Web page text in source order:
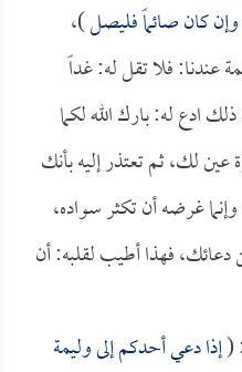
كان صائماً فليصل)،
عندنا: فلا تقل له: غداً
ادع له: بارك الله لكما
عين لك، ثم تعتذر إليه بأنك
غرضه أن تكثر سواده،
فهذا أطيب لقلبه: أن
(إذا دعي أحدكم إلى وليمة